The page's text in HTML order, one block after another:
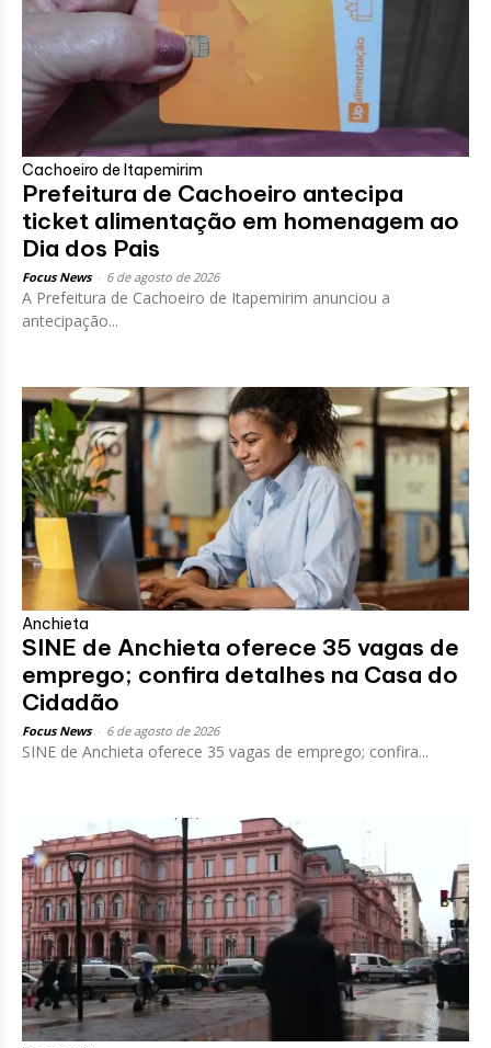
Cachoeiro de Itapemirim
Prefeitura de Cachoeiro antecipa
ticket alimentação em homenagem ao
Dia dos Pais
Focus News 6 de agosto de 2026
A Prefeitura de Cachoeiro de Itapemirim anunciou a
antecipação...
Anchieta
SINE de Anchieta oferece 35 vagas de
emprego; confira detalhes na Casa do
Cidadão
Focus News 6 de agosto de 2026
SINE de Anchieta oferece 35 vagas de emprego; confira...